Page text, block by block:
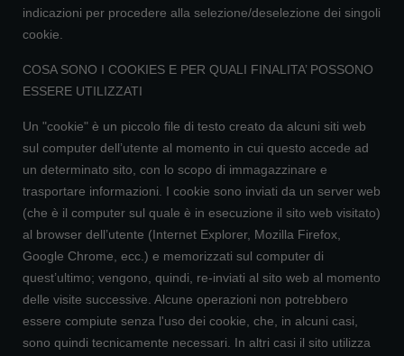
indicazioni per procedere alla selezione/deselezione dei singoli
cookie.
COSA SONO I COOKIES E PER QUALI FINALITA’ POSSONO
ESSERE UTILIZZATI
Un "cookie" è un piccolo file di testo creato da alcuni siti web
sul computer dell’utente al momento in cui questo accede ad
un determinato sito, con lo scopo di immagazzinare e
trasportare informazioni. I cookie sono inviati da un server web
(che è il computer sul quale è in esecuzione il sito web visitato)
al browser dell’utente (Internet Explorer, Mozilla Firefox,
Google Chrome, ecc.) e memorizzati sul computer di
quest’ultimo; vengono, quindi, re-inviati al sito web al momento
delle visite successive. Alcune operazioni non potrebbero
essere compiute senza l'uso dei cookie, che, in alcuni casi,
sono quindi tecnicamente necessari. In altri casi il sito utilizza